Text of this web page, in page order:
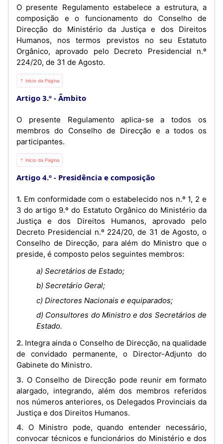
O presente Regulamento estabelece a estrutura, a
composição e o funcionamento do Conselho de
Direcção do Ministério da Justiça e dos Direitos
Humanos, nos termos previstos no seu Estatuto
Orgânico, aprovado pelo Decreto Presidencial n.º
224/20, de 31 de Agosto.
⇡ Início da Página
Artigo 3.º Âmbito
O presente Regulamento aplica-se a todos os
membros do Conselho de Direcção e a todos os
participantes.
⇡ Início da Página
Artigo 4.º Presidência e composição
1. Em conformidade com o estabelecido nos n.º 1, 2 e
3 do artigo 9.º do Estatuto Orgânico do Ministério da
Justiça e dos Direitos Humanos, aprovado pelo
Decreto Presidencial n.º 224/20, de 31 de Agosto, o
Conselho de Direcção, para além do Ministro que o
preside, é composto pelos seguintes membros:
a) Secretários de Estado;
b) Secretário Geral;
c) Directores Nacionais e equiparados;
d) Consultores do Ministro e dos Secretários de
Estado.
2. Integra ainda o Conselho de Direcção, na qualidade
de convidado permanente, o Director-Adjunto do
Gabinete do Ministro.
3. O Conselho de Direcção pode reunir em formato
alargado, integrando, além dos membros referidos
nos números anteriores, os Delegados Provinciais da
Justiça e dos Direitos Humanos.
4. O Ministro pode, quando entender necessário,
convocar técnicos e funcionários do Ministério e dos